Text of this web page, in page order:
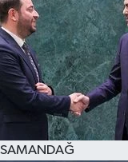
SAMANDAĞ